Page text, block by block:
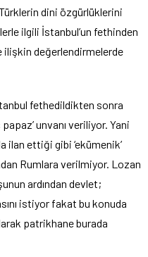
dini özgürlüklerini
ilgili İstanbul’un fethinden
ilişkin değerlendirmelerde
fethedildikten sonra
unvanı veriliyor. Yani
ilan ettiği gibi ‘ekümenik’
Rumlara verilmiyor. Lozan
ardından devlet;
istiyor fakat bu konuda
patrikhane burada